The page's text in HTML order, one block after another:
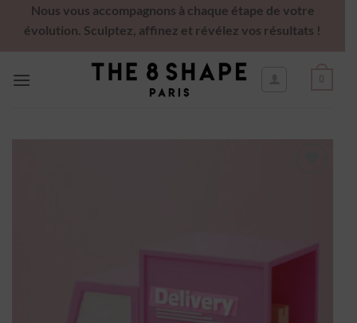
Nous vous accompagnons à chaque étape de votre
évolution. Sculptez, affinez et révélez vos résultats !